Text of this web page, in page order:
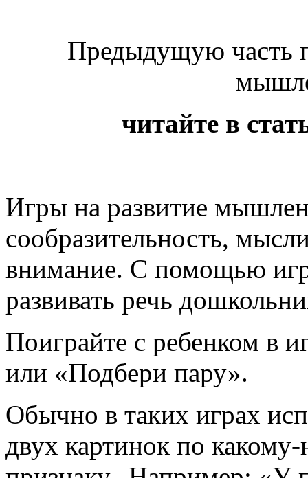
Предыдущую часть
читайте в
Игры на развитие
сообразительность,
внимание. С помощью
развивать речь
Поиграйте с ребенком в
или «Подбери пару».
Обычно в таких играх
двух картинок по